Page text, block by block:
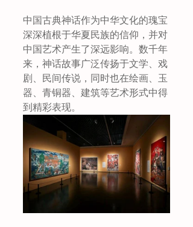
中国古典神话作为中华文化的瑰宝
深深植根于华夏民族的信仰，并对
中国艺术产生了深远影响。数千年
来，神话故事广泛传扬于文学、戏
剧、民间传说，同时也在绘画、玉
器、青铜器、建筑等艺术形式中得
到精彩表现。